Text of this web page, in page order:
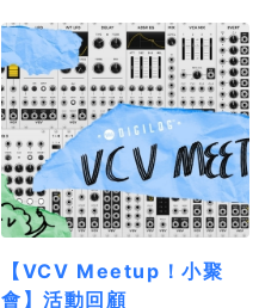
【VCV Meetup！小聚
會】活動回顧